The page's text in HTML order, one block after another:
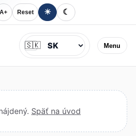
A+ Reset ☀ ☾
Menu
Jazyk
🇸🇰
Späť na úvod